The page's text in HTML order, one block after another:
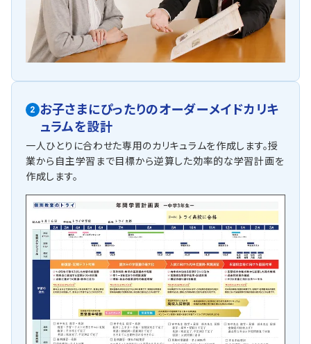
2 お子さまにぴったりのオーダーメイドカリキ
ュラムを設計
一人ひとりに合わせた専用のカリキュラムを作成します。授
業から自主学習まで目標から逆算した効率的な学習計画を
作成します。